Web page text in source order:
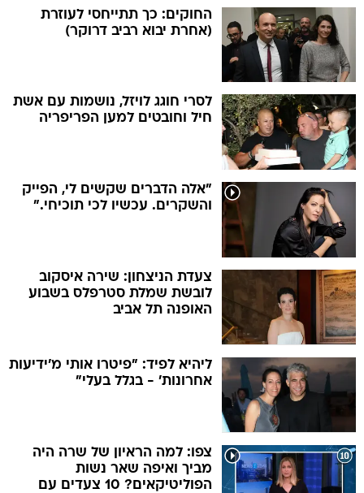
החוקים: כך תתייחסי לעוזרת
(אחרת יבוא רביב דרוקר)
לסרי חוגג לויזל, נושמות עם אשת
חיל וחובטים למען הפריפריה
"אלה הדברים שקשים לי, הפייק
והשקרים. עכשיו לכי תוכיחי."
צעדת הניצחון: שירה איסקוב
לובשת שמלת סטרפלס בשבוע
האופנה תל אביב
ליהיא לפיד: "פיטרו אותי מ'ידיעות
אחרונות' - בגלל בעלי"
צפו: למה הראיון של שרה היה
מביך ואיפה שאר נשות
הפוליטיקאים? 10 צעדים עם